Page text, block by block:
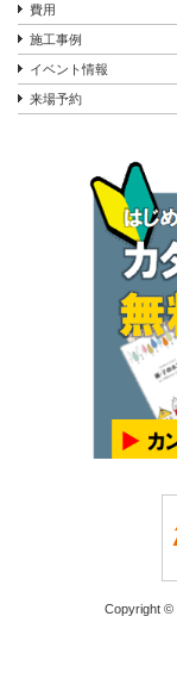
費用
施工事例
イベント情報
来場予約
Copyright ©